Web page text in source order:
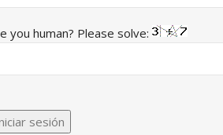
you human? Please solve:
sesión